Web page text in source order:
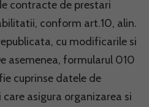
contracte de prestari
conform art.10, alin.
cu modificarile si
asemenea, formularul 010
cuprinse datele de
asigura organizarea si